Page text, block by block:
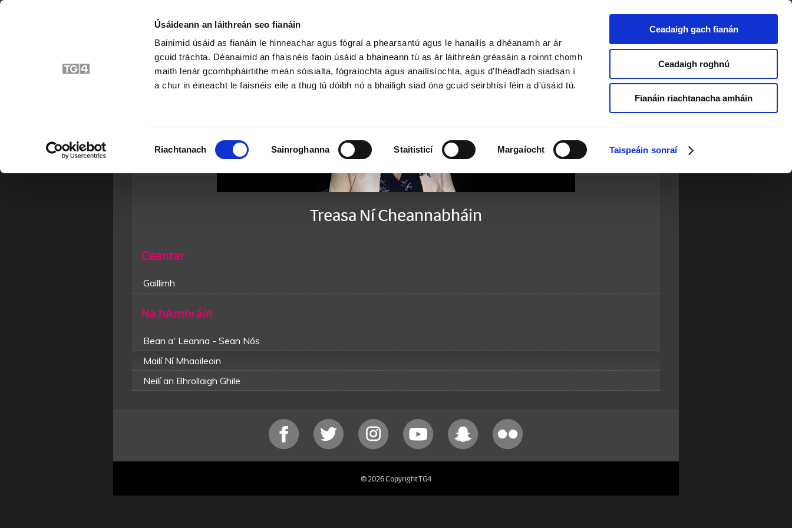
Úsáideann an láithreán seo fianáin
Bainimid úsáid as fianáin le hinneachar agus fógraí a phearsantú agus le hanailís a dhéanamh ar ár
gcuid tráchta. Déanaimid an fhaisnéis faoin úsáid a bhaineann tú as ár láithreán gréasáin a roinnt chomh
maith lenár gcomhpháirtithe meán sóisialta, fógraíochta agus anailísíochta, agus d’fhéadfadh siadsan í
a chur in éineacht le faisnéis eile a thug tú dóibh nó a bhailigh siad óna gcuid seirbhísí féin a d'úsáid tú.
Riachtanach Sainroghanna Staitisticí Margaíocht Taispeáin sonraí
Ceadaigh gach fianán
Ceadaigh roghnú
Fianáin riachtanacha amháin
Treasa Ní Cheannabháin
Ceantar
Gaillimh
Na hAmhráin
Bean a' Leanna - Sean Nós
Mailí Ní Mhaoileoin
Neilí an Bhrollaigh Ghile
© 2026 Copyright TG4